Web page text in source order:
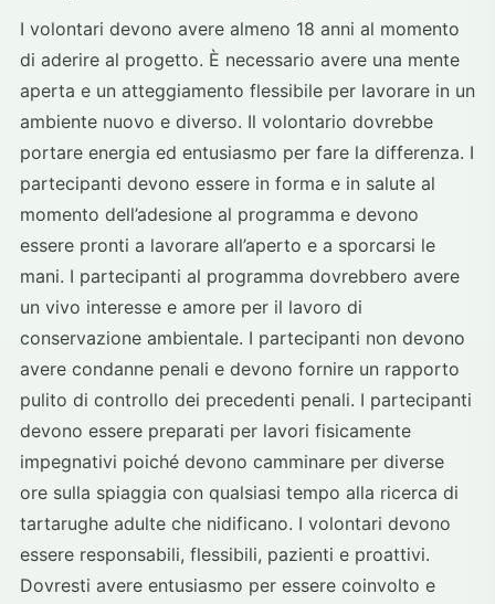
I volontari devono avere almeno 18 anni al momento
di aderire al progetto. È necessario avere una mente
aperta e un atteggiamento flessibile per lavorare in un
ambiente nuovo e diverso. Il volontario dovrebbe
portare energia ed entusiasmo per fare la differenza. I
partecipanti devono essere in forma e in salute al
momento dell’adesione al programma e devono
essere pronti a lavorare all’aperto e a sporcarsi le
mani. I partecipanti al programma dovrebbero avere
un vivo interesse e amore per il lavoro di
conservazione ambientale. I partecipanti non devono
avere condanne penali e devono fornire un rapporto
pulito di controllo dei precedenti penali. I partecipanti
devono essere preparati per lavori fisicamente
impegnativi poiché devono camminare per diverse
ore sulla spiaggia con qualsiasi tempo alla ricerca di
tartarughe adulte che nidificano. I volontari devono
essere responsabili, flessibili, pazienti e proattivi.
Dovresti avere entusiasmo per essere coinvolto e